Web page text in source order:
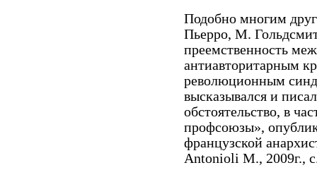
Подобно многим
Пьерро, М.
преемственность
антиавторитарным
революционным
высказывался и
обстоятельство, в
профсоюзы»,
французской
Antonioli M., 2009г.,